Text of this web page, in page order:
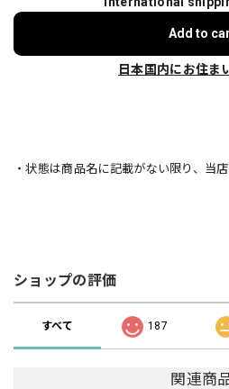
Add to
日本国内にお住ま
・状態は商品名に記載がない限り、当
ショップの評価
すべて 187
関連商